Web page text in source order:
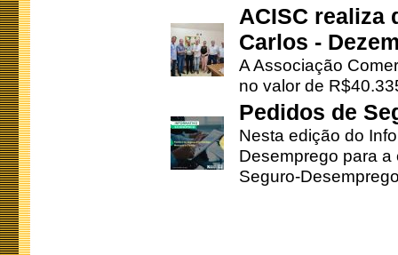
ACISC realiza
Carlos -
A Associação
no valor de
Pedidos de
Nesta edição do
Desemprego para
Seguro-